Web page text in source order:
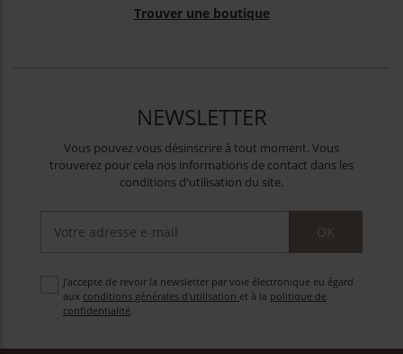
Trouver une boutique
NEWSLETTER
Vous pouvez vous désinscrire à tout moment. Vous
trouverez pour cela nos informations de contact dans les
conditions d'utilisation du site.
OK
J'accepte de revoir la newsletter par voie électronique eu égard
aux conditions générales d'utilisation et à la politique de
confidentialité.